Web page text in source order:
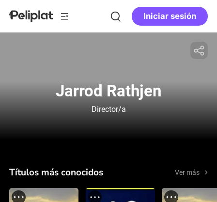
Iniciar sesión
Jarrod Rathjen
Director/a
Títulos más conocidos Ver más